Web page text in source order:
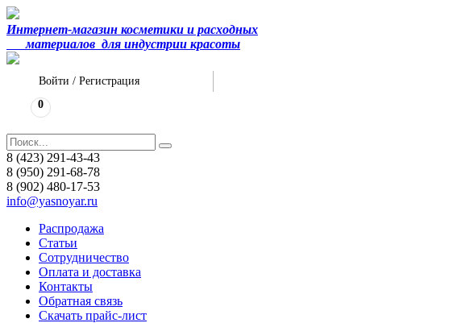
Интернет-магазин косметики и расходных
материалов для индустрии красоты
Войти / Регистрация
0
8 (423) 291-43-43
8 (950) 291-68-78
8 (902) 480-17-53
info@yasnoyar.ru
Распродажа
Статьи
Сотрудничество
Оплата и доставка
Контакты
Обратная связь
Скачать прайс-лист